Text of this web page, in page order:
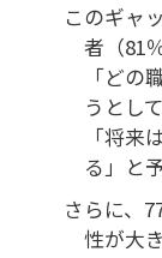
このギャ
者（81
「どの
うとし
「将来
る」と
さらに、
性が大